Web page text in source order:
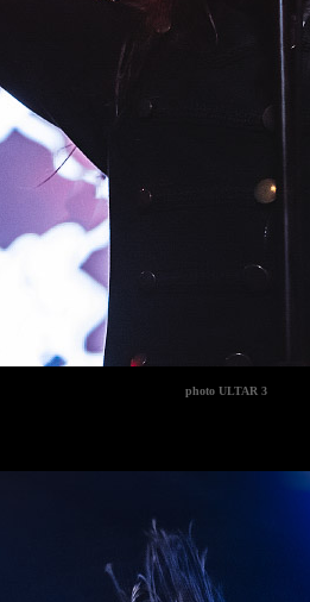
photo ULTAR 3